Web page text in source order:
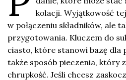
kolacji. Wyjątkowość
w połączeniu składników, ale
przygotowania. Kluczem do
ciasto, które stanowi bazę dla
także sposób pieczenia, który
chrupkość. Jeśli chcesz